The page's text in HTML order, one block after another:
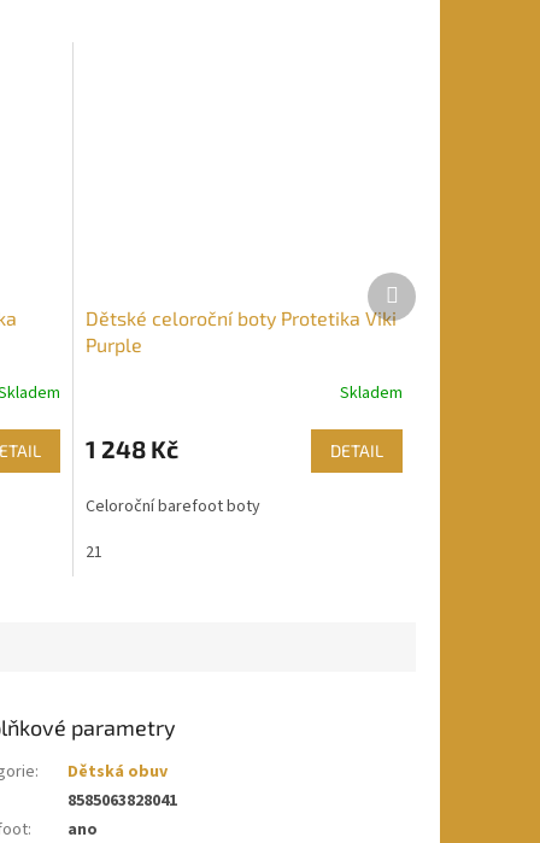
Dětské celoroční boty Protetika Viki
Purple
Skladem
1 248 Kč DETAIL
Celoroční barefoot boty
21
Další
produkt
parametry
:
Dětská obuv
8585063828041
:
ano